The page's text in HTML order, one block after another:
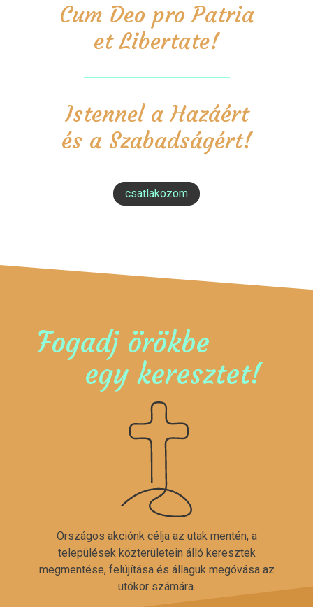
Cum Deo pro Patria
et Libertate!
Istennel a Hazáért
és a Szabadságért!
csatlakozom
Fogadj örökbe
egy keresztet!
Országos akciónk célja az utak mentén, a
települések közterületein álló keresztek
megmentése, felújítása és állaguk megóvása az
utókor számára.